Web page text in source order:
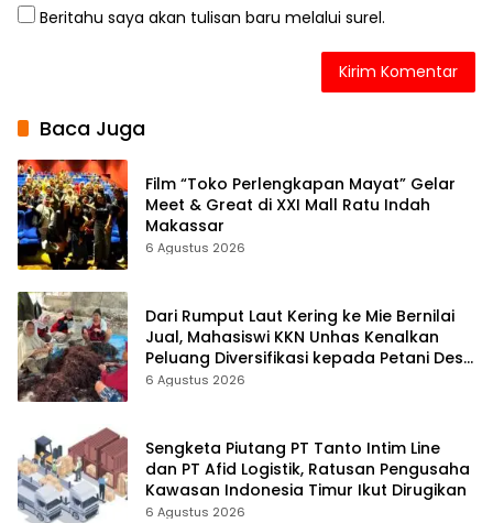
Beritahu saya akan tulisan baru melalui surel.
Baca Juga
Film “Toko Perlengkapan Mayat” Gelar
Meet & Great di XXI Mall Ratu Indah
Makassar
6 Agustus 2026
Dari Rumput Laut Kering ke Mie Bernilai
Jual, Mahasiswi KKN Unhas Kenalkan
Peluang Diversifikasi kepada Petani Desa
Baruga
6 Agustus 2026
Sengketa Piutang PT Tanto Intim Line
dan PT Afid Logistik, Ratusan Pengusaha
Kawasan Indonesia Timur Ikut Dirugikan
6 Agustus 2026